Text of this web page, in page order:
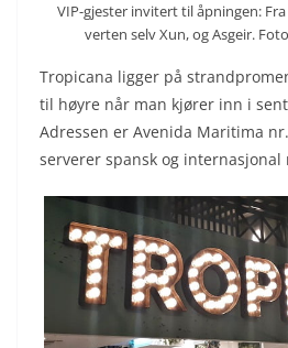
VIP-gjester invitert til åpningen:
verten selv Xun, og Asgeir.
Tropicana ligger på
til høyre når man kjører inn i
Adressen er Avenida Maritima
serverer spansk og internasjonal